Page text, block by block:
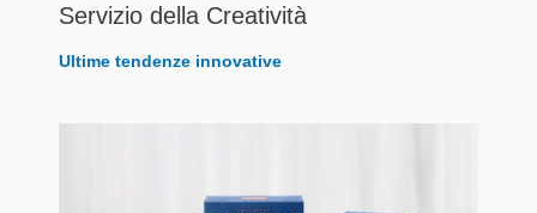
Servizio della Creatività
Ultime tendenze innovative